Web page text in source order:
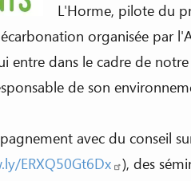
L'Horme, pilote du
organisée par
entre dans le cadre de
de son
avec du conseil
ERXQ50Gt6Dx ), des